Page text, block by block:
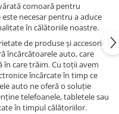
comoară pentru
necesar pentru a aduce
în călătoriile noastre.
de produse și accesorii
încărcătoarele auto, care
în care trăim. Cu toții avem
încărcate în timp ce
auto ne oferă o soluție
telefoanele, tabletele sau
în timpul călătoriilor.